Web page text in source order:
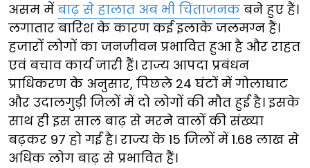
असम में बाढ़ से हालात अब भी चिंताजनक बने हुए हैं।
लगातार बारिश के कारण कई इलाके जलमग्न हैं।
हजारों लोगों का जनजीवन प्रभावित हुआ है और राहत
एवं बचाव कार्य जारी हैं। राज्य आपदा प्रबंधन
प्राधिकरण के अनुसार, पिछले 24 घंटों में गोलाघाट
और उदालगुड़ी जिलों में दो लोगों की मौत हुई है। इसके
साथ ही इस साल बाढ़ से मरने वालों की संख्या
बढ़कर 97 हो गई है। राज्य के 15 जिलों में 1.68 लाख से
अधिक लोग बाढ़ से प्रभावित हैं।